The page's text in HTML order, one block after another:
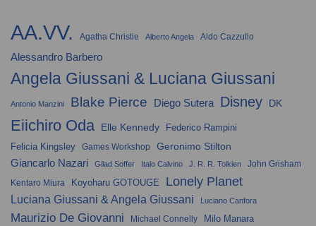
AA.VV. Agatha Christie Alberto Angela Aldo Cazzullo
Alessandro Barbero
Angela Giussani & Luciana Giussani
Antonio Manzini Blake Pierce Diego Sutera Disney DK
Eiichiro Oda Elle Kennedy Federico Rampini
Felicia Kingsley Games Workshop
Geronimo Stilton
Giancarlo Nazari
Gilad Soffer Italo Calvino J. R. R. Tolkien
John Grisham
Kentaro Miura
Koyoharu GOTOUGE Lonely Planet
Luciana Giussani & Angela Giussani Luciano Canfora
Maurizio De Giovanni Michael Connelly Milo Manara